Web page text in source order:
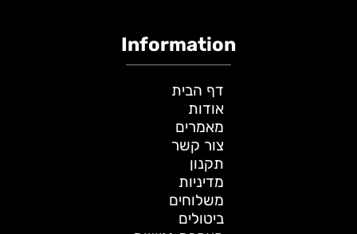
Information
דף הבית
אודות
מאמרים
צור קשר
תקנון
מדיניות
משלוחים
ביטולים